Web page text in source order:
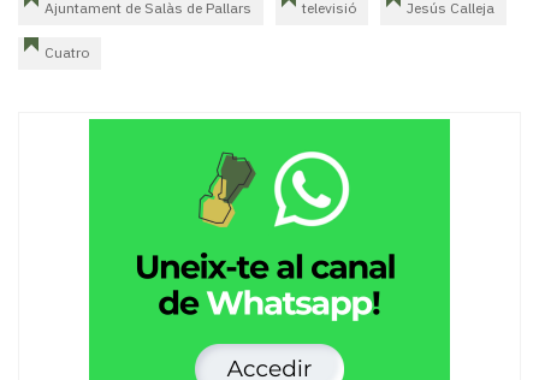
Ajuntament de Salàs de Pallars televisió Jesús Calleja
Cuatro